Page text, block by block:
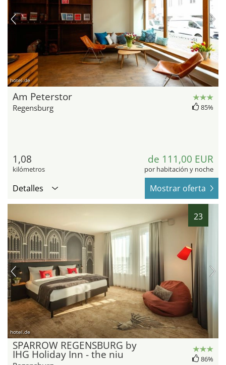
hotel.de
Am Peterstor
Regensburg 85%
1,08
kilómetros
de 111,00 EUR
por habitación y noche
Detalles Mostrar oferta
23
hotel.de
SPARROW REGENSBURG by
IHG Holiday Inn - the niu 86%